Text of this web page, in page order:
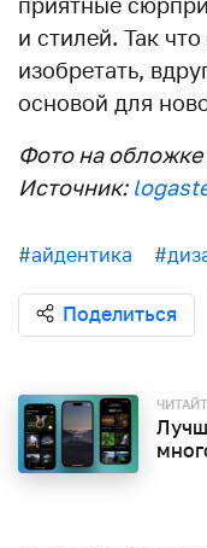
и стилей. Так
изобретать,
основой для
Фото на обложке
Источник:
#айдентика
Поделиться